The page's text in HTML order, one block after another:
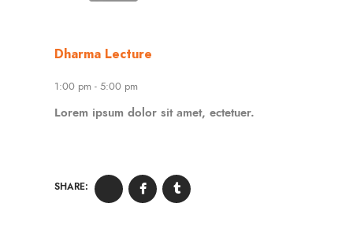
Dharma Lecture
1:00 pm - 5:00 pm
Lorem ipsum dolor sit amet, ectetuer.
SHARE: